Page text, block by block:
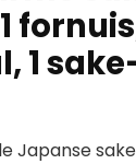
1
Japanse